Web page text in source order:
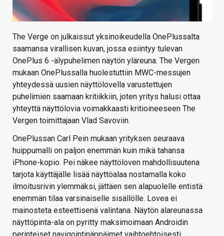
The Verge on julkaissut yksinoikeudella OnePlussalta
saamansa virallisen kuvan, jossa esiintyy tulevan
OnePlus 6 -älypuhelimen näytön yläreuna. The Vergen
mukaan OnePlussalla huolestuttiin MWC-messujen
yhteydessä uusien näyttölovella varustettujen
puhelimien saamaan kritiikkiin, joten yritys halusi ottaa
yhteyttä näyttölovia voimakkaasti kritioineeseen The
Vergen toimittajaan Vlad Savoviin.
OnePlussan Carl Pein mukaan yrityksen seuraava
huippumalli on paljon enemmän kuin mikä tahansa
iPhone-kopio. Pei näkee näyttöloven mahdollisuutena
tarjota käyttäjälle lisää näyttöalaa nostamalla koko
ilmoitusrivin ylemmäksi, jättäen sen alapuolelle entistä
enemmän tilaa varsinaiselle sisällölle. Lovea ei
mainosteta esteettisenä valintana. Näytön alareunassa
näyttöpinta-ala on pyritty maksimoimaan Androidin